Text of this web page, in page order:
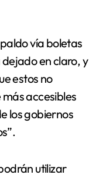
vía boletas
en claro, y
estos no
accesibles
los gobiernos
utilizar